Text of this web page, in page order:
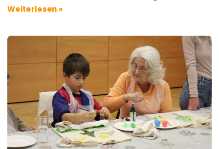
Weiterlesen »